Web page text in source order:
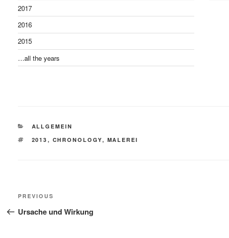
2017
2016
2015
…all the years
CATEGORIES
ALLGEMEIN
TAGS
2013 , CHRONOLOGY, MALEREI
Post
navigation
Previous
Post
PREVIOUS
Ursache und Wirkung